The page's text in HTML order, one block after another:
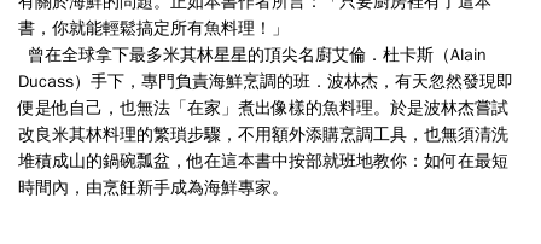
書，你就能輕鬆搞定所有魚料理！」
曾在全球拿下最多米其林星星的頂尖名廚艾倫．杜卡斯（Alain
Ducass）手下，專門負責海鮮烹調的班．波林杰，有天忽然發現即
便是他自己，也無法「在家」煮出像樣的魚料理。於是波林杰嘗試
改良米其林料理的繁瑣步驟，不用額外添購烹調工具，也無須清洗
堆積成山的鍋碗瓢盆，他在這本書中按部就班地教你：如何在最短
時間內，由烹飪新手成為海鮮專家。